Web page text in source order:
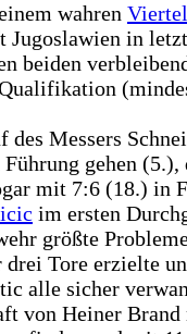
wahren
Jugoslawien in
beiden
Messers
gehen (5.),
mit 7:6 (18.) in
im ersten
größte
Tore erzielte
alle sicher
von Heiner Brand